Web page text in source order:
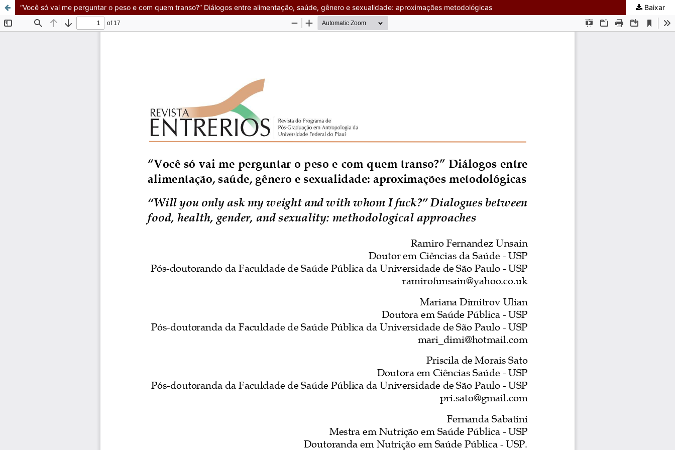
“Você só vai me perguntar o peso e com quem transo?” Diálogos entre alimentação, saúde, gênero e sexualidade: aproximações metodológicas Baixar